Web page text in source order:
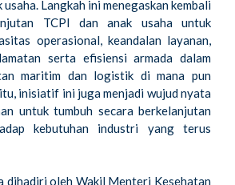
usaha. Langkah ini menegaskan kembali
TCPI dan anak usaha untuk
operasional, keandalan layanan,
serta efisiensi armada dalam
maritim dan logistik di mana pun
inisiatif ini juga menjadi wujud nyata
untuk tumbuh secara berkelanjutan
kebutuhan industri yang terus
dihadiri oleh Wakil Menteri Kesehatan